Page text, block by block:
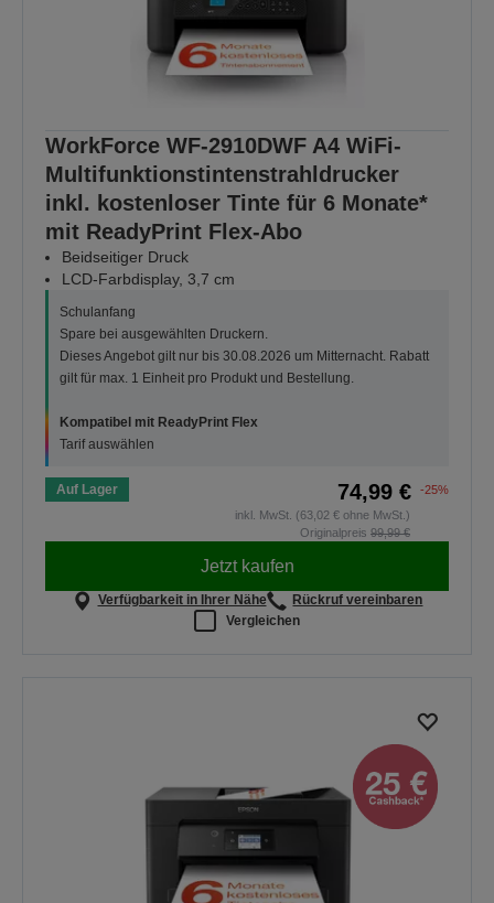
WorkForce WF-2910DWF A4 WiFi-
Multifunktionstintenstrahldrucker
inkl. kostenloser Tinte für 6 Monate*
mit ReadyPrint Flex-Abo
Beidseitiger Druck
LCD-Farbdisplay, 3,7 cm
Schulanfang
Spare bei ausgewählten Druckern.
Dieses Angebot gilt nur bis 30.08.2026 um Mitternacht. Rabatt
gilt für max. 1 Einheit pro Produkt und Bestellung.
Kompatibel mit ReadyPrint Flex
Tarif auswählen
Auf Lager 74,99 €
-25%
inkl. MwSt. (63,02 € ohne MwSt.)
Originalpreis 99,99 €
Jetzt kaufen
Verfügbarkeit in Ihrer Nähe
Rückruf vereinbaren
Vergleichen